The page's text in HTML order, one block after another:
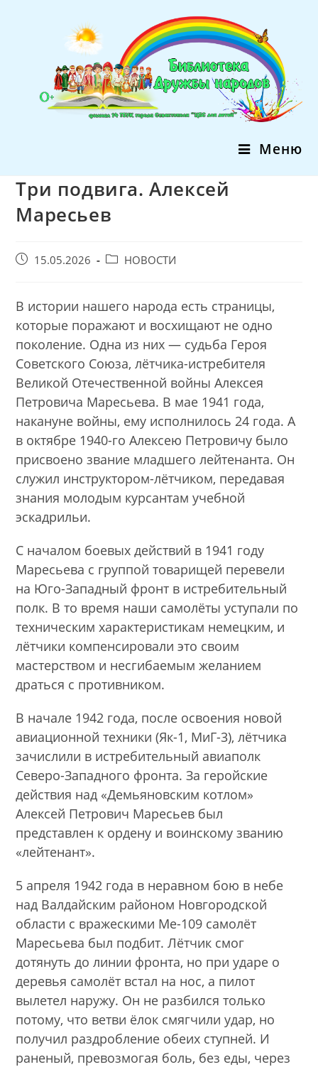
Меню
Три подвига. Алексей
Маресьев
Запись15.05.2026
PostНОВОСТИ
В истории нашего народа есть страницы,
которые поражают и восхищают не одно
поколение. Одна из них — судьба Героя
Советского Союза, лётчика-истребителя
Великой Отечественной войны Алексея
Петровича Маресьева. В мае 1941 года,
накануне войны, ему исполнилось 24 года. А
в октябре 1940-го Алексею Петровичу было
присвоено звание младшего лейтенанта. Он
служил инструктором-лётчиком, передавая
знания молодым курсантам учебной
эскадрильи.
С началом боевых действий в 1941 году
Маресьева с группой товарищей перевели
на Юго-Западный фронт в истребительный
полк. В то время наши самолёты уступали по
техническим характеристикам немецким, и
лётчики компенсировали это своим
мастерством и несгибаемым желанием
драться с противником.
В начале 1942 года, после освоения новой
авиационной техники (Як-1, МиГ-3), лётчика
зачислили в истребительный авиаполк
Северо-Западного фронта. За геройские
действия над «Демьяновским котлом»
Алексей Петрович Маресьев был
представлен к ордену и воинскому званию
«лейтенант».
5 апреля 1942 года в неравном бою в небе
над Валдайским районом Новгородской
области с вражескими Ме-109 самолёт
Маресьева был подбит. Лётчик смог
дотянуть до линии фронта, но при ударе о
деревья самолёт встал на нос, а пилот
вылетел наружу. Он не разбился только
потому, что ветви ёлок смягчили удар, но
получил раздробление обеих ступней. И
раненый, превозмогая боль, без еды, через